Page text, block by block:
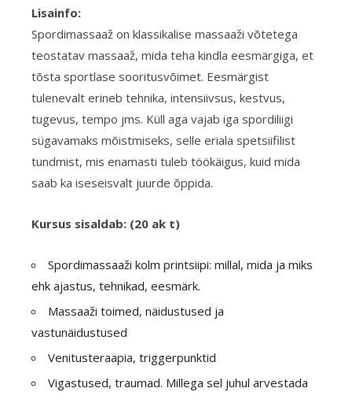
Lisainfo:
Spordimassaaž on klassikalise massaaži võtetega
teostatav massaaž, mida teha kindla eesmärgiga, et
tõsta sportlase sooritusvõimet. Eesmärgist
tulenevalt erineb tehnika, intensiivsus, kestvus,
tugevus, tempo jms. Küll aga vajab iga spordiliigi
sügavamaks mõistmiseks, selle eriala spetsiifilist
tundmist, mis enamasti tuleb töökäigus, kuid mida
saab ka iseseisvalt juurde õppida.
Kursus sisaldab: (20 ak t)
Spordimassaaži kolm printsiipi: millal, mida ja miks
ehk ajastus, tehnikad, eesmärk.
Massaaži toimed, näidustused ja
vastunäidustused
Venitusteraapia, triggerpunktid
Vigastused, traumad. Millega sel juhul arvestada